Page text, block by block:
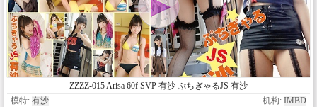
ZZZZ-015 Arisa 60f SVP 有沙 ぷちぎゃるJS 有沙
模特: 有沙 机构: IMBD